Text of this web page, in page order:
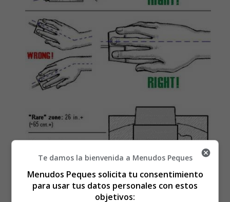
Te damos la bienvenida a Menudos Peques
Menudos Peques solicita tu consentimiento
para usar tus datos personales con estos
objetivos: